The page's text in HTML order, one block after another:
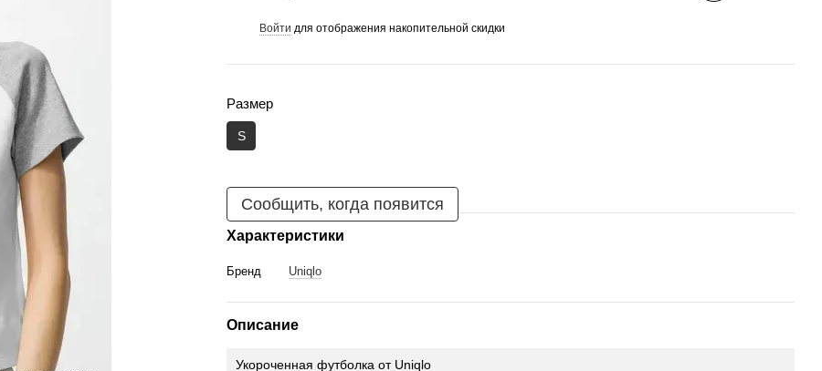
Войти для отображения накопительной скидки
Размер
S
Сообщить, когда появится
Характеристики
Бренд Uniqlo
Описание
Укороченная футболка от Uniqlo